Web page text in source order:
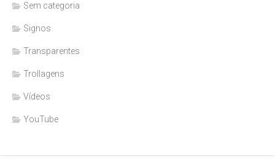
Sem categoria
Signos
Transparentes
Trollagens
Vídeos
YouTube